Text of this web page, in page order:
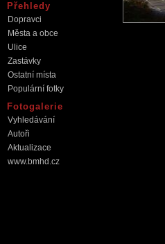
Přehledy
Dopravci
Města a obce
Ulice
Zastávky
Ostatní místa
Populární fotky
Fotogalerie
Vyhledávání
Autoři
Aktualizace
www.bmhd.cz